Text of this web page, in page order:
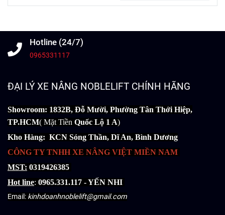
Hotline (24/7)
0965331117
ĐẠI LÝ XE NÂNG NOBLELIFT CHÍNH HÃNG
Showroom: 1832B, Đỗ Mười, Phường Tân Thới Hiệp,
TP.HCM( Mặt Tiền Quốc Lộ 1 A)
Kho Hàng: KCN Sóng Thần, Dĩ An, Bình Dương
CÔNG TY TNHH XE NÂNG VIỆT MIỀN NAM
MST: 0319426385
Hot line: 0965.331.117 - YẾN NHI
Email: kinhdoanhnoblelift@gmail.com